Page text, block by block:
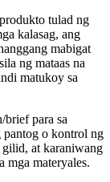
tulad ng
kalasag, ang
mabigat
ng mataas na
matukoy sa
brief para sa
pantog o kontrol ng
at karaniwang
mga materyales.